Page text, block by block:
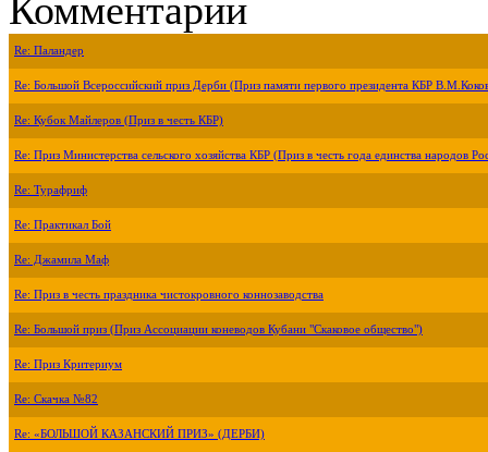
Комментарии
Re: Паландер
Re: Большой Всероссийский приз Дерби (Приз памяти первого президента КБР
Re: Кубок Майлеров (Приз в честь КБР)
Re: Приз Министерства сельского хозяйства КБР (Приз в честь года единства народов
Re: Турафриф
Re: Практикал Бой
Re: Джамила Маф
Re: Приз в честь праздника чистокровного коннозаводства
Re: Большой приз (Приз Ассоциации коневодов Кубани "Скаковое общество")
Re: Приз Критериум
Re: Скачка №82
Re: «БОЛЬШОЙ КАЗАНСКИЙ ПРИЗ» (ДЕРБИ)